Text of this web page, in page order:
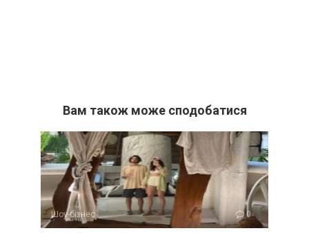
Вам також може сподобатися
Шоу-бізнес 0